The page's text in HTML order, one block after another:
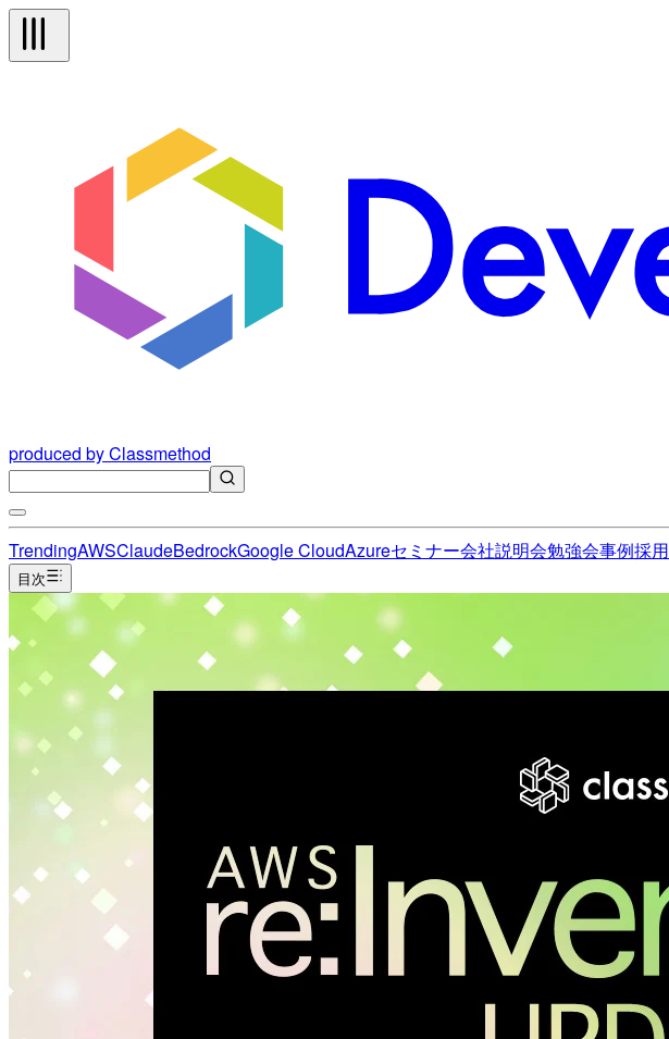
produced by Classmethod
TrendingAWSClaudeBedrockGoogle CloudAzureセミナー会社説明会勉強会事例採用
目次